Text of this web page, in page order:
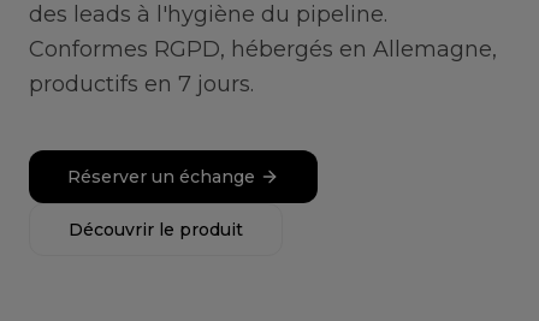
des leads à l'hygiène du pipeline.
Conformes RGPD, hébergés en Allemagne,
productifs en 7 jours.
Réserver un échange
Découvrir le produit